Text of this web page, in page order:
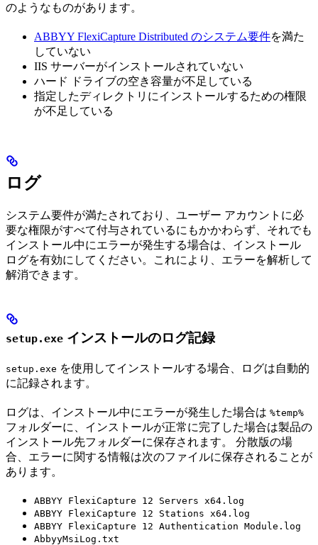
のようなものがあります。
ABBYY FlexiCapture Distributed のシステム要件を満た
していない
IIS サーバーがインストールされていない
ハード ドライブの空き容量が不足している
指定したディレクトリにインストールするための権限
が不足している
ログ
システム要件が満たされており、ユーザー アカウントに必
要な権限がすべて付与されているにもかかわらず、それでも
インストール中にエラーが発生する場合は、インストール
ログを有効にしてください。これにより、エラーを解析して
解消できます。
setup.exe インストールのログ記録
setup.exe を使用してインストールする場合、ログは自動的
に記録されます。
ログは、インストール中にエラーが発生した場合は %temp%
フォルダーに、インストールが正常に完了した場合は製品の
インストール先フォルダーに保存されます。 分散版の場
合、エラーに関する情報は次のファイルに保存されることが
あります。
ABBYY FlexiCapture 12 Servers x64.log
ABBYY FlexiCapture 12 Stations x64.log
ABBYY FlexiCapture 12 Authentication Module.log
AbbyyMsiLog.txt